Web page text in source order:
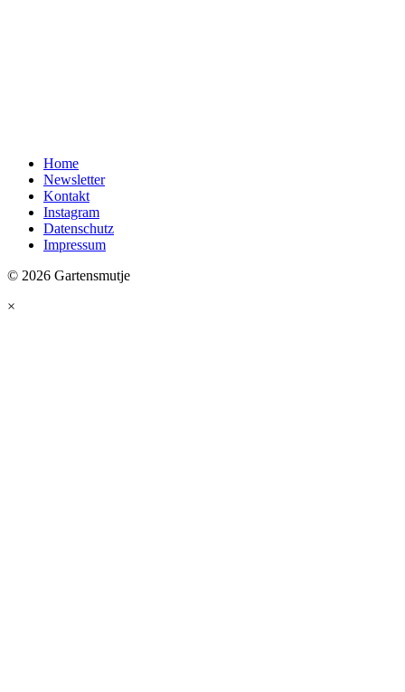
Home
Newsletter
Kontakt
Instagram
Datenschutz
Impressum
© 2026 Gartensmutje
×